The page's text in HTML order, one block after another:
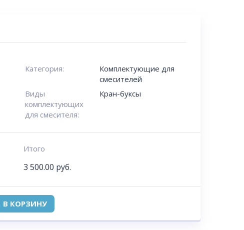
Категория:
Комплектующие для
смесителей
Виды
комплектующих
для смесителя:
Кран-буксы
Итого
3 500.00 руб.
В КОРЗИНУ